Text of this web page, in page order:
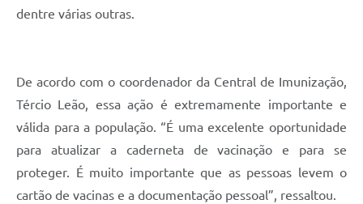
dentre várias outras.
De acordo com o coordenador da Central de Imunização,
Tércio Leão, essa ação é extremamente importante e
válida para a população. “É uma excelente oportunidade
para atualizar a caderneta de vacinação e para se
proteger. É muito importante que as pessoas levem o
cartão de vacinas e a documentação pessoal”, ressaltou.